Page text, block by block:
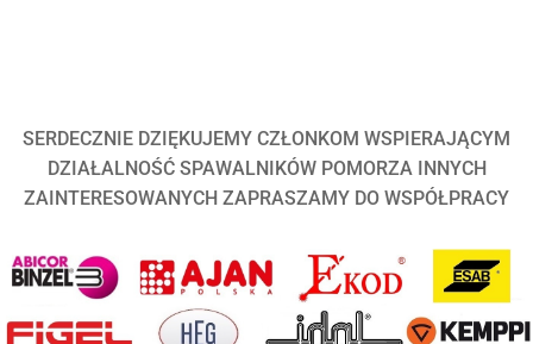
SERDECZNIE DZIĘKUJEMY CZŁONKOM WSPIERAJĄCYM
DZIAŁALNOŚĆ SPAWALNIKÓW POMORZA INNYCH
ZAINTERESOWANYCH ZAPRASZAMY DO WSPÓŁPRACY